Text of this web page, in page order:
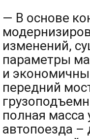
— В основе
изменений,
параметры
и
передний
полная масса
автопоезда –